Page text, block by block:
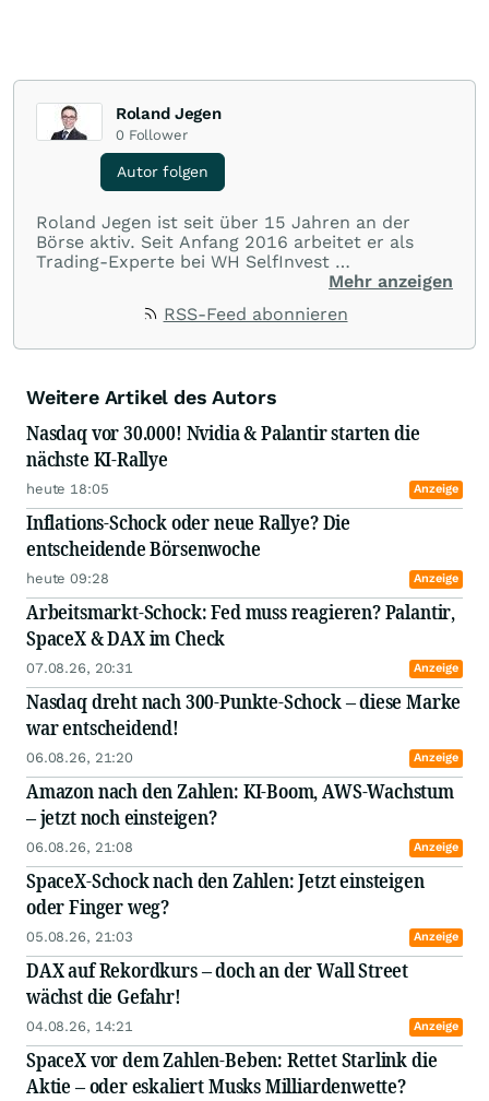
Roland Jegen
0 Follower
Autor folgen
Roland Jegen ist seit über 15 Jahren an der
Börse aktiv. Seit Anfang 2016 arbeitet er als
Trading-Experte bei WH SelfInvest
Auction Market Theory und Volume/ Market
für den NeobrokerFreestoxx
Mehr anzeigen
RSS-Feed abonnieren
Weitere Artikel des Autors
Nasdaq vor 30.000! Nvidia & Palantir starten die
nächste KI-Rallye
heute 18:05 Anzeige
Inflations-Schock oder neue Rallye? Die
entscheidende Börsenwoche
heute 09:28 Anzeige
Arbeitsmarkt-Schock: Fed muss reagieren? Palantir,
SpaceX & DAX im Check
07.08.26, 20:31 Anzeige
Nasdaq dreht nach 300-Punkte-Schock – diese Marke
war entscheidend!
06.08.26, 21:20 Anzeige
Amazon nach den Zahlen: KI-Boom, AWS-Wachstum
– jetzt noch einsteigen?
06.08.26, 21:08 Anzeige
SpaceX-Schock nach den Zahlen: Jetzt einsteigen
oder Finger weg?
05.08.26, 21:03 Anzeige
DAX auf Rekordkurs – doch an der Wall Street
wächst die Gefahr!
04.08.26, 14:21 Anzeige
SpaceX vor dem Zahlen-Beben: Rettet Starlink die
Aktie – oder eskaliert Musks Milliardenwette?